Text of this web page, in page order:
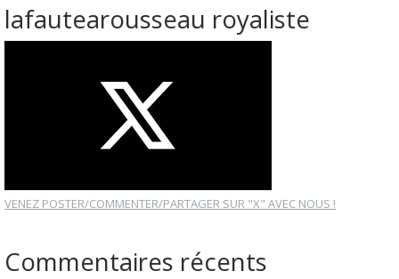
lafautearousseau royaliste
VENEZ POSTER/COMMENTER/PARTAGER SUR "X" AVEC NOUS !
Commentaires récents